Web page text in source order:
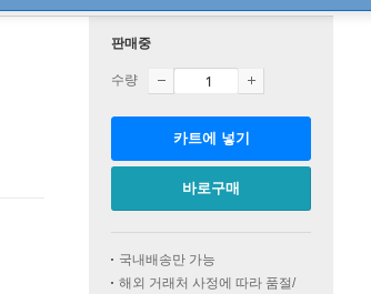
판매중
수량
카트에 넣기
바로구매
국내배송만 가능
해외 거래처 사정에 따라 품절/